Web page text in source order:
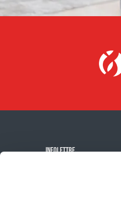
INFOLETTRE